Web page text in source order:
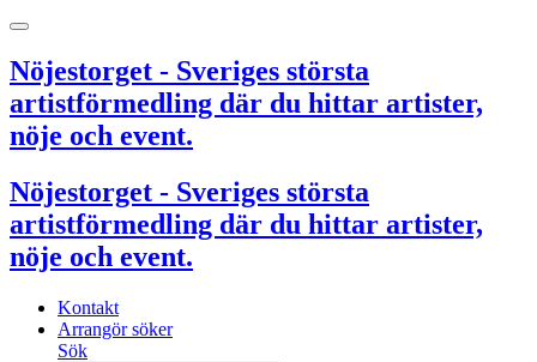
Nöjestorget - Sveriges största
artistförmedling där du hittar artister,
nöje och event.
Nöjestorget - Sveriges största
artistförmedling där du hittar artister,
nöje och event.
Kontakt
Arrangör söker
Sök